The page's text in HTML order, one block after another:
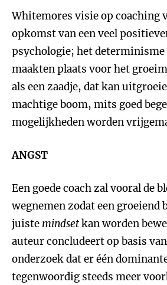
Whitemores visie op coaching
opkomst van een veel
psychologie; het
maakten plaats voor het
als een zaadje, dat kan
machtige boom, mits goed
mogelijkheden worden
ANGST
Een goede coach zal vooral de
wegnemen zodat een groeiend
juiste mindsetkan worden
auteur concludeert op basis
onderzoek dat er één
tegenwoordig steeds meer